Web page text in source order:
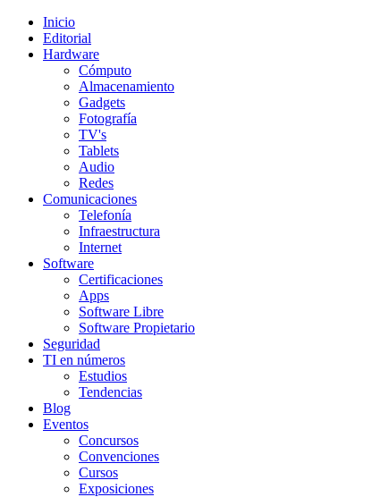
Inicio
Editorial
Hardware
Cómputo
Almacenamiento
Gadgets
Fotografía
TV's
Tablets
Audio
Redes
Comunicaciones
Telefonía
Infraestructura
Internet
Software
Certificaciones
Apps
Software Libre
Software Propietario
Seguridad
TI en números
Estudios
Tendencias
Blog
Eventos
Concursos
Convenciones
Cursos
Exposiciones